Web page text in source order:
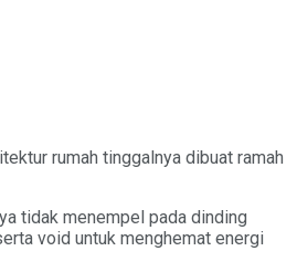
rumah tinggalnya dibuat ramah
tidak menempel pada dinding
void untuk menghemat energi